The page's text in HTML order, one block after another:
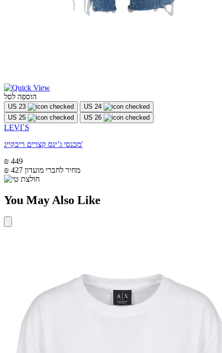
הוספה לסל
US 23
US 24
US 25
US 26
LEVI`S
מכנסי ג’ינס קצרים ריבקייג'
₪ 449
₪ 427 מחיר לחברי מועדון
You May Also Like